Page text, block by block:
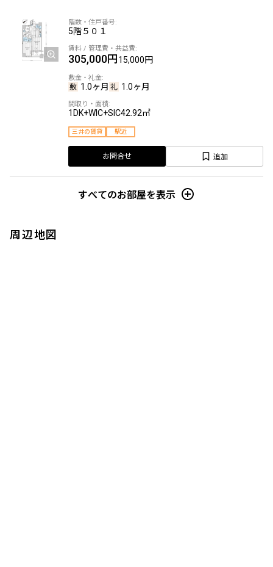
5階５０１
305,000円15,000円
1.0ヶ月 1.0ヶ月
1DK+WIC+SIC42.92㎡
三井の賃貸 駅近
お問合せ 追加
すべてのお部屋を表示
周辺地図